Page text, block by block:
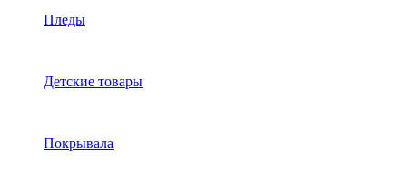
Пледы
Детские товары
Покрывала